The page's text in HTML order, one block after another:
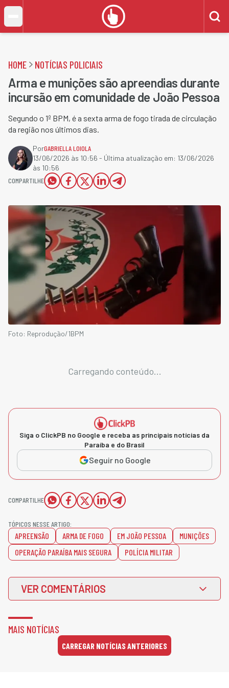
HOME NOTÍCIAS POLICIAIS
Arma e munições são apreendias durante
incursão em comunidade de João Pessoa
Segundo o 1º BPM, é a sexta arma de fogo tirada de circulação
da região nos últimos dias.
PorGABRIELLA LOIOLA
13/06/2026 às 10:56 - Última atualização em: 13/06/2026
às 10:56
COMPARTILHE
Foto: Reprodução/1BPM
Carregando conteúdo...
Siga o ClickPB no Google e receba as principais notícias da
Paraíba e do Brasil
Seguir no Google
COMPARTILHE
TÓPICOS NESSE ARTIGO:
APREENSÃO ARMA DE FOGO EM JOÃO PESSOA
MUNIÇÕES
OPERAÇÃO PARAÍBA MAIS SEGURA
POLÍCIA MILITAR
VER COMENTÁRIOS
MAIS NOTÍCIAS
CARREGAR NOTÍCIAS ANTERIORES